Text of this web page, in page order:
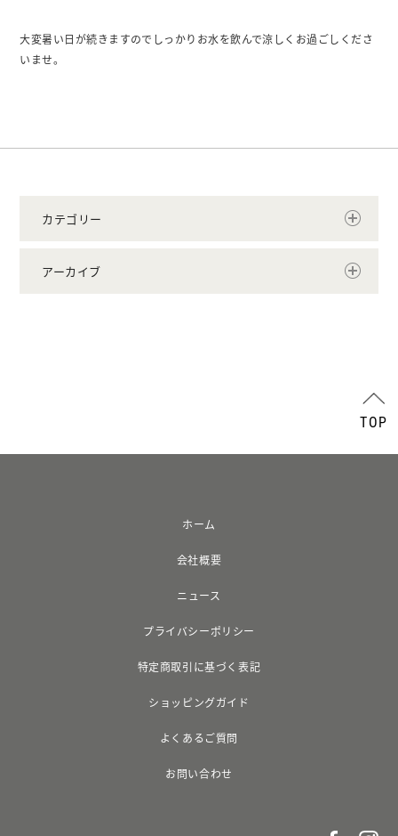
大変暑い日が続きますのでしっかりお水を飲んで涼しくお過ごしくださ
いませ。
カテゴリー
アーカイブ
TOP
ホーム
会社概要
ニュース
プライバシーポリシー
特定商取引に基づく表記
ショッピングガイド
よくあるご質問
お問い合わせ